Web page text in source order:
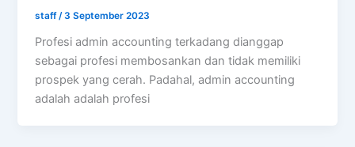
staff/3 September 2023
Profesi admin accounting terkadang dianggap
sebagai profesi membosankan dan tidak memiliki
prospek yang cerah. Padahal, admin accounting
adalah adalah profesi